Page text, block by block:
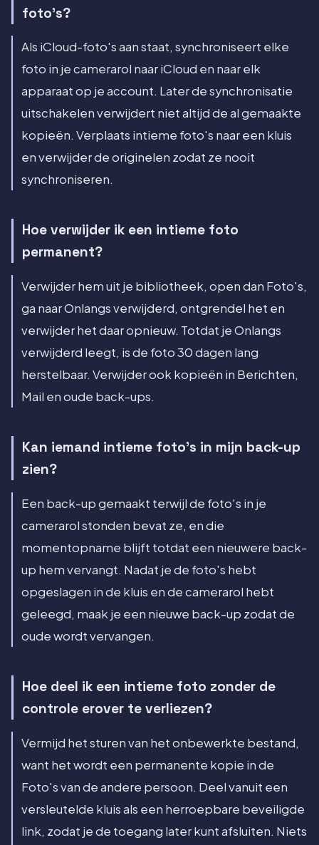
foto's?
Als iCloud-foto's aan staat, synchroniseert elke
foto in je camerarol naar iCloud en naar elk
apparaat op je account. Later de synchronisatie
uitschakelen verwijdert niet altijd de al gemaakte
kopieën. Verplaats intieme foto's naar een kluis
en verwijder de originelen zodat ze nooit
synchroniseren.
Hoe verwijder ik een intieme foto
permanent?
Verwijder hem uit je bibliotheek, open dan Foto's,
ga naar Onlangs verwijderd, ontgrendel het en
verwijder het daar opnieuw. Totdat je Onlangs
verwijderd leegt, is de foto 30 dagen lang
herstelbaar. Verwijder ook kopieën in Berichten,
Mail en oude back-ups.
Kan iemand intieme foto's in mijn back-up
zien?
Een back-up gemaakt terwijl de foto's in je
camerarol stonden bevat ze, en die
momentopname blijft totdat een nieuwere back-
up hem vervangt. Nadat je de foto's hebt
opgeslagen in de kluis en de camerarol hebt
geleegd, maak je een nieuwe back-up zodat de
oude wordt vervangen.
Hoe deel ik een intieme foto zonder de
controle erover te verliezen?
Vermijd het sturen van het onbewerkte bestand,
want het wordt een permanente kopie in de
Foto's van de andere persoon. Deel vanuit een
versleutelde kluis als een herroepbare beveiligde
link, zodat je de toegang later kunt afsluiten. Niets